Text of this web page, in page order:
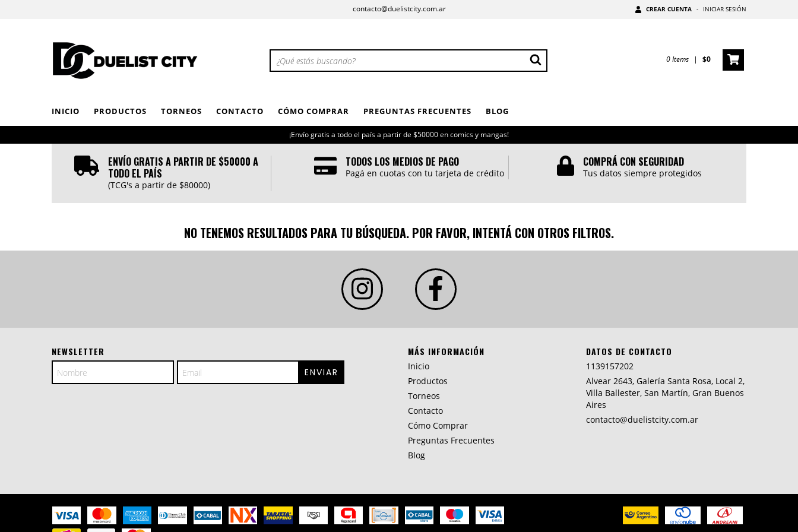
contacto@duelistcity.com.ar CREAR CUENTA - INICIAR SESIÓN
0Items | $0
INICIO PRODUCTOS TORNEOS CONTACTO CÓMO COMPRAR PREGUNTAS FRECUENTES BLOG
¡Envío gratis a todo el país a partir de $50000 en comics y mangas!
ENVÍO GRATIS A PARTIR DE $50000 A
TODO EL PAÍS
(TCG's a partir de $80000)
TODOS LOS MEDIOS DE PAGO
Pagá en cuotas con tu tarjeta de crédito
COMPRÁ CON SEGURIDAD
Tus datos siempre protegidos
NO TENEMOS RESULTADOS PARA TU BÚSQUEDA. POR FAVOR, INTENTÁ CON OTROS FILTROS.
NEWSLETTER MÁS INFORMACIÓN
Inicio
Productos
Torneos
Contacto
Cómo Comprar
Preguntas Frecuentes
Blog
DATOS DE CONTACTO
1139157202
Alvear 2643, Galería Santa Rosa, Local 2,
Villa Ballester, San Martín, Gran Buenos
Aires
contacto@duelistcity.com.ar